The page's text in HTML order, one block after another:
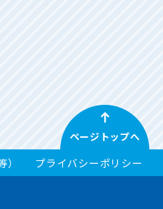
ページトップへ
プライバシーポリシー